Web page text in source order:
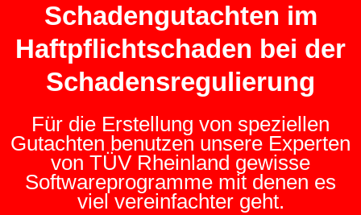
Schadengutachten im
Haftpflichtschaden bei der
Schadensregulierung
Für die Erstellung von speziellen
Gutachten benutzen unsere Experten
von TÜV Rheinland gewisse
Softwareprogramme mit denen es
viel vereinfachter geht.